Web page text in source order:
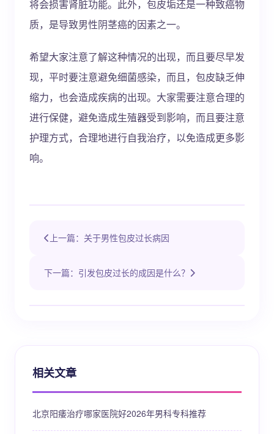
将会损害肾脏功能。此外，包皮垢还是一种致癌物
质，是导致男性阴茎癌的因素之一。
希望大家注意了解这种情况的出现，而且要尽早发
现，平时要注意避免细菌感染，而且，包皮缺乏伸
缩力，也会造成疾病的出现。大家需要注意合理的
进行保健，避免造成生殖器受到影响，而且要注意
护理方式，合理地进行自我治疗，以免造成更多影
响。
上一篇：关于男性包皮过长病因
下一篇：引发包皮过长的成因是什么？
相关文章
北京阳痿治疗哪家医院好2026年男科专科推荐